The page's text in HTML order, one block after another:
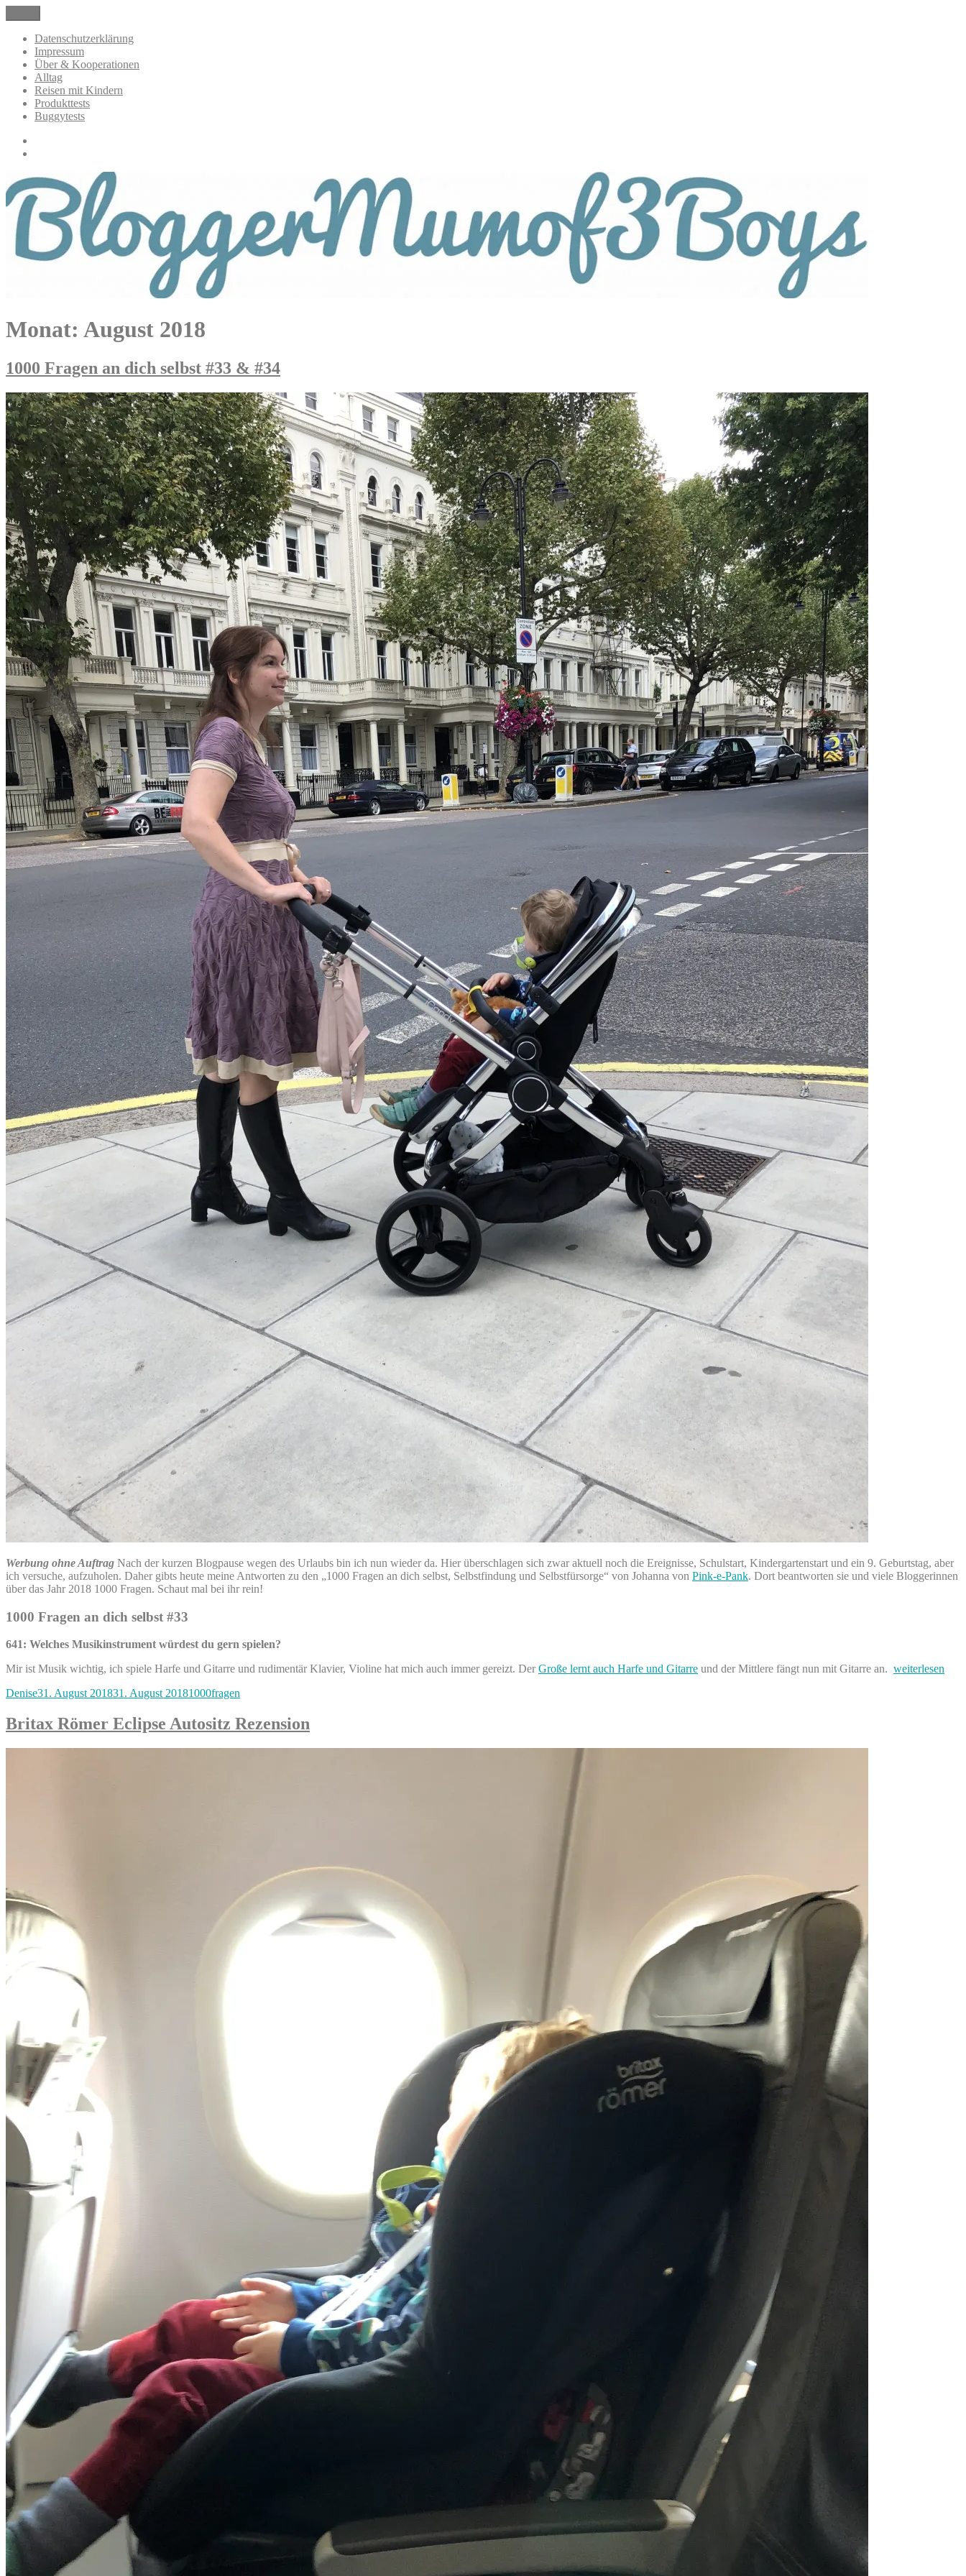
Inhalt
springen
BloggerMumOf3Boys Mamablog
Mamablog über das Leben mit drei Kindern mit Produkttests und Alltagsthemen
Datenschutzerklärung
Impressum
Über & Kooperationen
Alltag
Reisen mit Kindern
Produkttests
Buggytests
Monat: August 2018
1000 Fragen an dich selbst #33 & #34
Werbung ohne Auftrag Nach der kurzen Blogpause wegen des Urlaubs bin ich nun wieder da. Hier überschlagen sich zwar aktuell noch die Ereignisse, Schulstart, Kindergartenstart und ein 9. Geburtstag, aber
ich versuche, aufzuholen. Daher gibts heute meine Antworten zu den „1000 Fragen an dich selbst, Selbstfindung und Selbstfürsorge“ von Johanna von Pink-e-Pank. Dort beantworten sie und viele Bloggerinnen
über das Jahr 2018 1000 Fragen. Schaut mal bei ihr rein!
1000 Fragen an dich selbst #33
641: Welches Musikinstrument würdest du gern spielen?
Mir ist Musik wichtig, ich spiele Harfe und Gitarre und rudimentär Klavier, Violine hat mich auch immer gereizt. DerGroße lernt auch Harfe und Gitarre und der Mittlere fängt nun mit Gitarre an. „1000
weiterlesen
Autor
DeniseVeröffentlicht
31. August 201831. August 2018Kategorien
1000fragen
Britax Römer Eclipse Autositz Rezension